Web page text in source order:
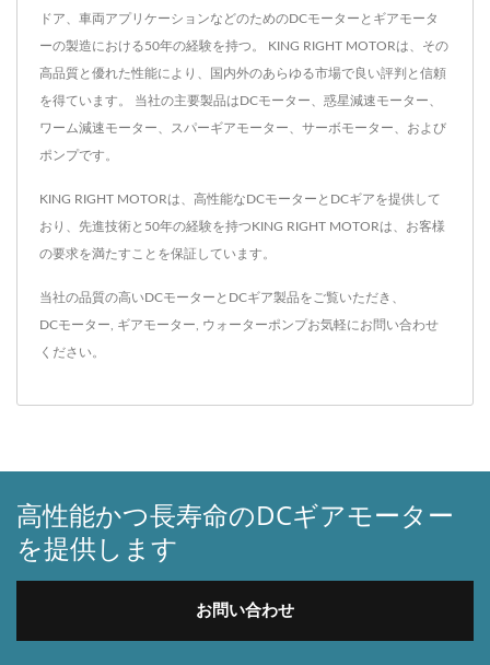
ドア、車両アプリケーションなどのためのDCモーターとギアモータ
ーの製造における50年の経験を持つ。 KING RIGHT MOTORは、その
高品質と優れた性能により、国内外のあらゆる市場で良い評判と信頼
を得ています。 当社の主要製品はDCモーター、惑星減速モーター、
ワーム減速モーター、スパーギアモーター、サーボモーター、および
ポンプです。
KING RIGHT MOTORは、高性能なDCモーターとDCギアを提供して
おり、先進技術と50年の経験を持つKING RIGHT MOTORは、お客様
の要求を満たすことを保証しています。
当社の品質の高いDCモーターとDCギア製品をご覧いただき、
DCモーター ギアモーター ウォーターポンプお気軽にお問い合わせ
ください。
高性能かつ長寿命のDCギアモーター
を提供します
お問い合わせ